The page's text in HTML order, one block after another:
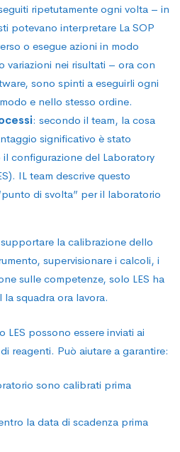
ripetutamente ogni volta – in
potevano interpretare La SOP
o esegue azioni in modo
variazioni nei risultati – ora con
sono spinti a eseguirli ogni
e nello stesso ordine.
: secondo il team, la cosa
significativo è stato
configurazione del Laboratory
IL team descrive questo
di svolta” per il laboratorio
la calibrazione dello
supervisionare i calcoli, i
sulle competenze, solo LES ha
squadra ora lavora.
LES possono essere inviati ai
reagenti. Può aiutare a garantire:
sono calibrati prima
la data di scadenza prima